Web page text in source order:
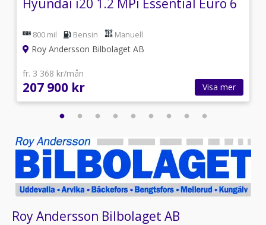
Hyundai i20 1.2 MPi Essential Euro 6
800 mil Bensin Manuell
Roy Andersson Bilbolaget AB
fr. 3 368 kr/mån
207 900 kr Visa mer
Roy Andersson Bilbolaget AB